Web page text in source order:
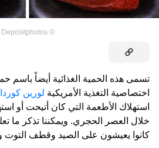
©
Depositphotos
تسمى هذه الحمية الغذائية أيضاً باسم
اختصاصية التغذية الأمريكية لورين
استهلاك الأطعمة التي كان أتيحت أو
خلال العصر الحجري. ويمكننا تذكر ما
كانوا يعيشون على الصيد وقطف التوت